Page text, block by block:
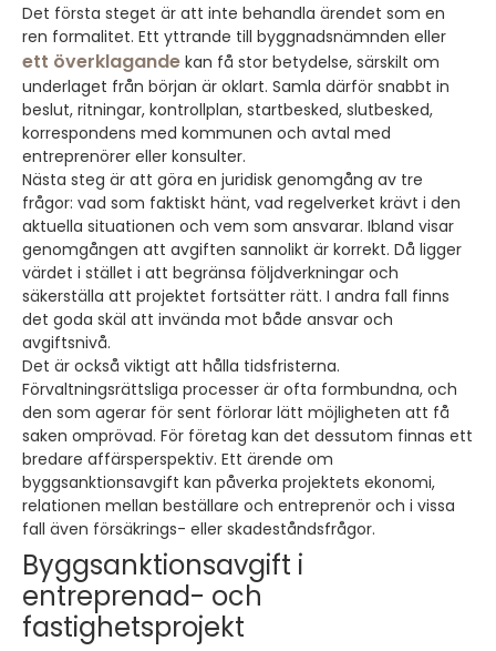
Det första steget är att inte behandla ärendet som en
ren formalitet. Ett yttrande till byggnadsnämnden eller
ett överklagande kan få stor betydelse, särskilt om
underlaget från början är oklart. Samla därför snabbt in
beslut, ritningar, kontrollplan, startbesked, slutbesked,
korrespondens med kommunen och avtal med
entreprenörer eller konsulter.
Nästa steg är att göra en juridisk genomgång av tre
frågor: vad som faktiskt hänt, vad regelverket krävt i den
aktuella situationen och vem som ansvarar. Ibland visar
genomgången att avgiften sannolikt är korrekt. Då ligger
värdet i stället i att begränsa följdverkningar och
säkerställa att projektet fortsätter rätt. I andra fall finns
det goda skäl att invända mot både ansvar och
avgiftsnivå.
Det är också viktigt att hålla tidsfristerna.
Förvaltningsrättsliga processer är ofta formbundna, och
den som agerar för sent förlorar lätt möjligheten att få
saken omprövad. För företag kan det dessutom finnas ett
bredare affärsperspektiv. Ett ärende om
byggsanktionsavgift kan påverka projektets ekonomi,
relationen mellan beställare och entreprenör och i vissa
fall även försäkrings- eller skadeståndsfrågor.
Byggsanktionsavgift i
entreprenad- och
fastighetsprojekt